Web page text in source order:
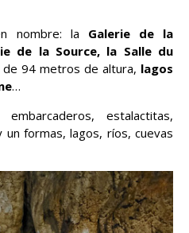
nombre: la Galerie de la
de la Source, la Salle du
de 94 metros de altura, lagos
…
estalactitas,
formas, lagos, ríos, cuevas